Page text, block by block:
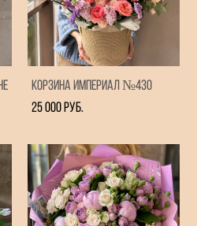
Корзина Империал №430
25 000 pуб.